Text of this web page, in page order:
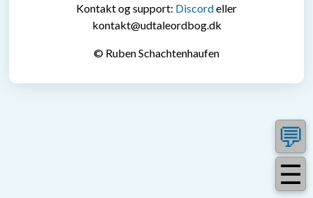
Kontakt og support: Discordeller
kontakt@udtaleordbog.dk
© Ruben Schachtenhaufen
💬
☰